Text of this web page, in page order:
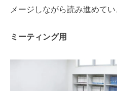
メージしながら読み進めてい
ミーティング用